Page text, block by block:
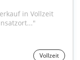
in Vollzeit
Vollzeit